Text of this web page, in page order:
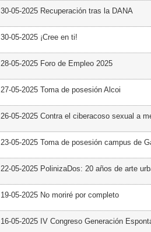
30-05-2025 Recuperación tras la DANA
30-05-2025 ¡Cree en ti!
28-05-2025 Foro de Empleo 2025
27-05-2025 Toma de posesión Alcoi
26-05-2025 Contra el ciberacoso sexual a
23-05-2025 Toma de posesión campus de
22-05-2025 PolinizaDos: 20 años de arte
19-05-2025 No moriré por completo
16-05-2025 IV Congreso Generación